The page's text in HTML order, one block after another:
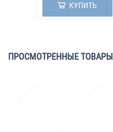
КУПИТЬ
ПРОСМОТРЕННЫЕ ТОВАРЫ